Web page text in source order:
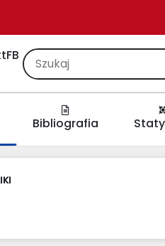
FB
Bibliografia